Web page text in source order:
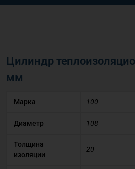
Цилиндр
мм
Марка 100
Диаметр 108
Толщина
изоляции
20